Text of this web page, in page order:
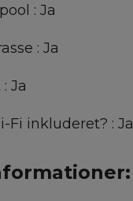
: Ja
: Ja
Ja
Fi inkluderet? : Ja